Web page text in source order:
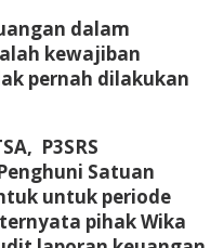
dalam
kewajiban
pernah dilakukan
P3SRS
Satuan
untuk periode
pihak Wika